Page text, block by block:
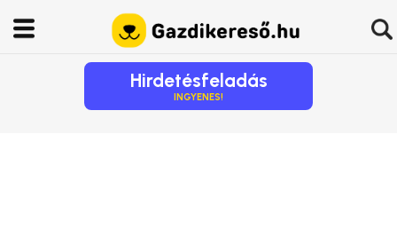
Hirdetésfeladás
INGYENES!